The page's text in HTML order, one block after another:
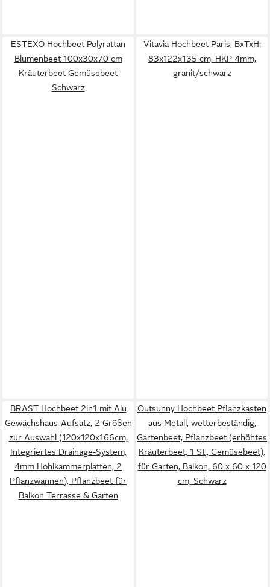
ESTEXO Hochbeet Polyrattan
Blumenbeet 100x30x70 cm
Kräuterbeet Gemüsebeet
Schwarz
Vitavia Hochbeet Paris, BxTxH:
83x122x135 cm, HKP 4mm,
granit/schwarz
BRAST Hochbeet 2in1 mit Alu
Gewächshaus-Aufsatz, 2 Größen
zur Auswahl (120x120x166cm,
Integriertes Drainage-System,
4mm Hohlkammerplatten, 2
Pflanzwannen), Pflanzbeet für
Balkon Terrasse & Garten
Outsunny Hochbeet Pflanzkasten
aus Metall, wetterbeständig,
Gartenbeet, Pflanzbeet (erhöhtes
Kräuterbeet, 1 St., Gemüsebeet),
für Garten, Balkon, 60 x 60 x 120
cm, Schwarz